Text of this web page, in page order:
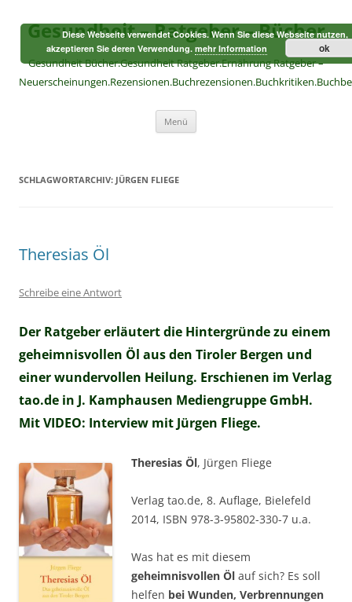
springen
Gesundheit – Ratgeber – Bücher
Gesundheit Bücher.Gesundheit Ratgeber.Ernährung Ratgeber –
Menü
SCHLAGWORTARCHIV: JÜRGEN FLIEGE
Theresias Öl
Schreibe eine Antwort
Der Ratgeber erläutert die Hintergründe zu einem
geheimnisvollen Öl aus den Tiroler Bergen und
einer wundervollen Heilung. Erschienen im Verlag
tao.de in J. Kamphausen Mediengruppe GmbH.
Mit VIDEO: Interview mit Jürgen Fliege.
Theresias Öl, Jürgen Fliege
Verlag tao.de, 8. Auflage, Bielefeld
2014, ISBN 978-3-95802-330-7 u.a.
Was hat es mit diesem
geheimnisvollen Öl auf sich? Es soll
helfen bei Wunden, Verbrennungen
Diese Webseite verwendet Cookies. Wenn Sie diese Webseite nutzen,
akzeptieren Sie deren Verwendung.mehr Information ok